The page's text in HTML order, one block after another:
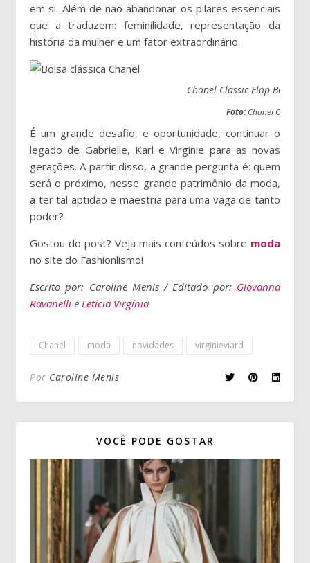
em si. Além de não abandonar os pilares essenciais
que a traduzem: feminilidade, representação da
história da mulher e um fator extraordinário.
Chanel Classic Flap Bag
Foto:Chanel Oficial
É um grande desafio, e oportunidade, continuar o
legado de Gabrielle, Karl e Virginie para as novas
gerações. A partir disso, a grande pergunta é: quem
será o próximo, nesse grande patrimônio da moda,
a ter tal aptidão e maestria para uma vaga de tanto
poder?
Gostou do post? Veja mais conteúdos sobre moda
no site do Fashionlismo!
Escrito por: Caroline Menis / Editado por: Giovanna
Ravanelli e Letícia Virgínia
Chanel moda novidades virginieviard
Por Caroline Menis
VOCÊ PODE GOSTAR